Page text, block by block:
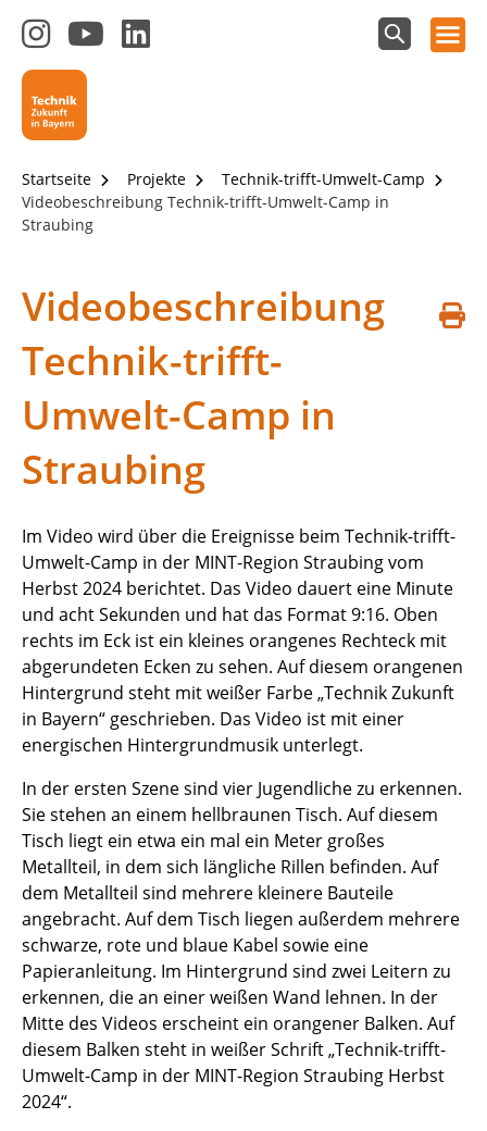
Technik - Zukunft in Bayern
Zum
Instagram-
Kanal
von
Technik-
in
Bayern
4.0
Zum
YouTube-LinkedIn-
Suchfeld
Hauptnavigation öffnen
Startseite Projekte
Technik-trifft-Umwelt-Camp
Videobeschreibung Technik-trifft-Umwelt-Camp in
Straubing
Videobeschreibung
Technik-trifft-
Umwelt-Camp in
Straubing
Im Video wird über die Ereignisse beim Technik-trifft-
Umwelt-Camp in der MINT-Region Straubing vom
Herbst 2024 berichtet. Das Video dauert eine Minute
und acht Sekunden und hat das Format 9:16. Oben
rechts im Eck ist ein kleines orangenes Rechteck mit
abgerundeten Ecken zu sehen. Auf diesem orangenen
Hintergrund steht mit weißer Farbe „Technik Zukunft
in Bayern“ geschrieben. Das Video ist mit einer
energischen Hintergrundmusik unterlegt.
In der ersten Szene sind vier Jugendliche zu erkennen.
Sie stehen an einem hellbraunen Tisch. Auf diesem
Tisch liegt ein etwa ein mal ein Meter großes
Metallteil, in dem sich längliche Rillen befinden. Auf
dem Metallteil sind mehrere kleinere Bauteile
angebracht. Auf dem Tisch liegen außerdem mehrere
schwarze, rote und blaue Kabel sowie eine
Papieranleitung. Im Hintergrund sind zwei Leitern zu
erkennen, die an einer weißen Wand lehnen. In der
Mitte des Videos erscheint ein orangener Balken. Auf
diesem Balken steht in weißer Schrift „Technik-trifft-
Umwelt-Camp in der MINT-Region Straubing Herbst
2024“.